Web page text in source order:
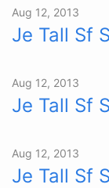
Aug 12, 2013
Je Tall Sf
Aug 12, 2013
Je Tall Sf
Aug 12, 2013
Je Tall Sf